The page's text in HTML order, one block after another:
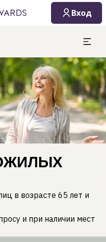
Вход
в возрасте 65 лет и
и при наличии мест